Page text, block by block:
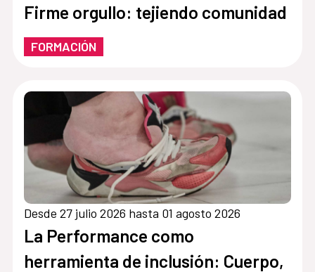
Firme orgullo: tejiendo comunidad
FORMACIÓN
Desde 27 julio 2026 hasta 01 agosto 2026
La Performance como
herramienta de inclusión: Cuerpo,